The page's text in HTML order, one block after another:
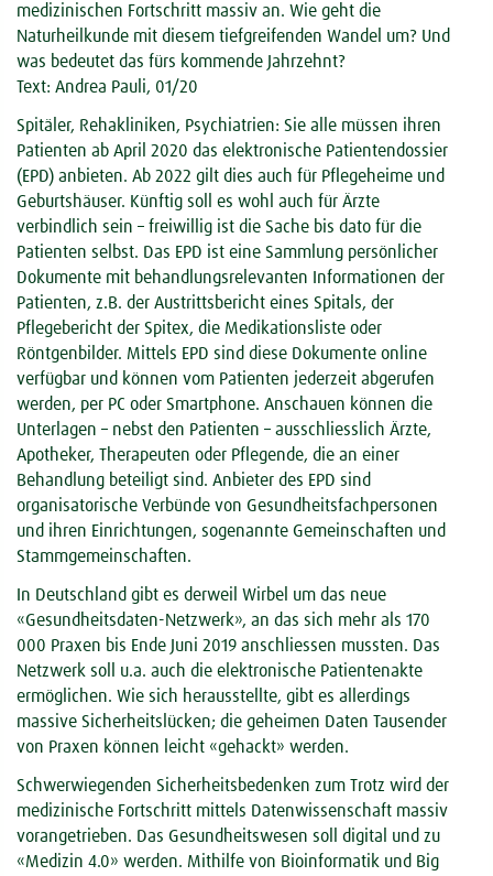
medizinischen Fortschritt massiv an. Wie geht die
Naturheilkunde mit diesem tiefgreifenden Wandel um? Und
was bedeutet das fürs kommende Jahrzehnt?
Text: Andrea Pauli, 01/20
Spitäler, Rehakliniken, Psychiatrien: Sie alle müssen ihren
Patienten ab April 2020 das elektronische Patientendossier
(EPD) anbieten. Ab 2022 gilt dies auch für Pflegeheime und
Geburtshäuser. Künftig soll es wohl auch für Ärzte
verbindlich sein – freiwillig ist die Sache bis dato für die
Patienten selbst. Das EPD ist eine Sammlung persönlicher
Dokumente mit behandlungsrelevanten Informationen der
Patienten, z.B. der Austrittsbericht eines Spitals, der
Pflegebericht der Spitex, die Medikationsliste oder
Röntgenbilder. Mittels EPD sind diese Dokumente online
verfügbar und können vom Patienten jederzeit abgerufen
werden, per PC oder Smartphone. Anschauen können die
Unterlagen – nebst den Patienten – ausschliesslich Ärzte,
Apotheker, Therapeuten oder Pflegende, die an einer
Behandlung beteiligt sind. Anbieter des EPD sind
organisatorische Verbünde von Gesundheitsfachpersonen
und ihren Einrichtungen, sogenannte Gemeinschaften und
Stammgemeinschaften.
In Deutschland gibt es derweil Wirbel um das neue
«Gesundheitsdaten-Netzwerk», an das sich mehr als 170
000 Praxen bis Ende Juni 2019 anschliessen mussten. Das
Netzwerk soll u.a. auch die elektronische Patientenakte
ermöglichen. Wie sich herausstellte, gibt es allerdings
massive Sicherheitslücken; die geheimen Daten Tausender
von Praxen können leicht «gehackt» werden.
Schwerwiegenden Sicherheitsbedenken zum Trotz wird der
medizinische Fortschritt mittels Datenwissenschaft massiv
vorangetrieben. Das Gesundheitswesen soll digital und zu
«Medizin 4.0» werden. Mithilfe von Bioinformatik und Big